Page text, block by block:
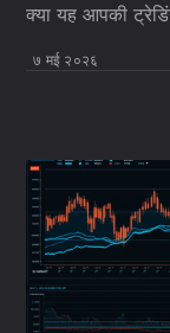
क्या यह आपकी
७ मई २०२६